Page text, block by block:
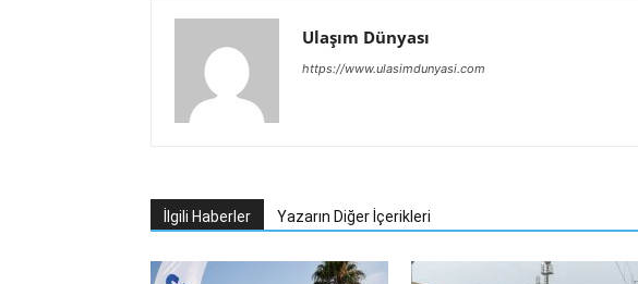
Ulaşım Dünyası
https://www.ulasimdunyasi.com
İlgili Haberler Yazarın Diğer İçerikleri